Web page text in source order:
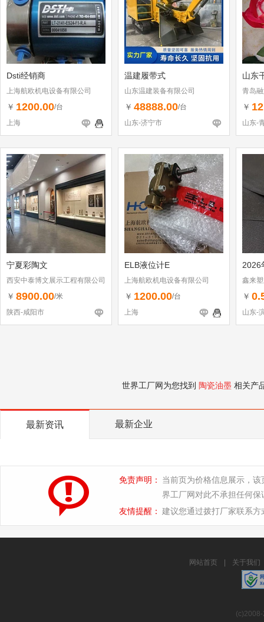
Dsti经销商
上海航欧机电设备有限公司
￥ 1200.00/台
上海
温建履带式
山东温建装备有限公司
￥ 48888.00/台
山东-济宁市
山东
青岛
￥
山东-
宁夏彩陶文
西安中泰博文展示工程有限公司
￥ 8900.00/米
陕西-咸阳市
ELB液位计E
上海航欧机电设备有限公司
￥ 1200.00/台
上海
2026
鑫来
￥
山东-
世界工厂网为您找到 陶瓷油墨 相关产
最新资讯 最新企业
免责声明：
当前页为价格信息展示，
界工厂网对此不承担任何保
友情提醒： 建议您通过拨打厂家联系
网站首页 关于我们